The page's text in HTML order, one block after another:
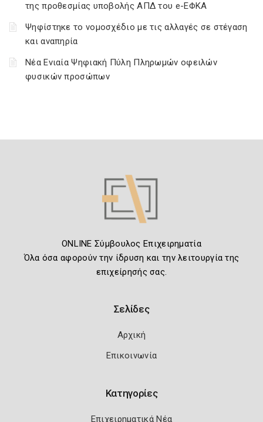
της προθεσμίας υποβολής ΑΠΔ του e-ΕΦΚΑ
Ψηφίστηκε το νομοσχέδιο με τις αλλαγές σε στέγαση
και αναπηρία
Νέα Ενιαία Ψηφιακή Πύλη Πληρωμών οφειλών
φυσικών προσώπων
ONLINE Σύμβουλος Επιχειρηματία
Όλα όσα αφορούν την ίδρυση και την λειτουργία της
επιχείρησής σας.
Σελίδες
Αρχική
Επικοινωνία
Κατηγορίες
Επιχειρηματικά Νέα